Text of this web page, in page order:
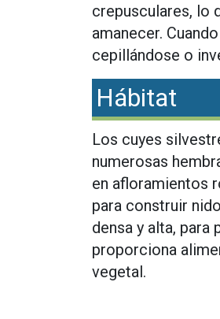
crepusculares, lo
amanecer.
cepillándose o
Hábitat
Los cuyes
numerosas
en afloramientos
para construir
densa y alta,
proporciona
vegetal.